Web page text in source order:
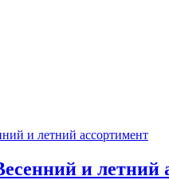
и летний